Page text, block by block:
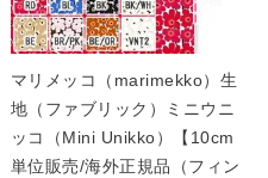
マリメッコ（marimekko）生
地（ファブリック）ミニウニ
ッコ（Mini Unikko）【10cm
単位販売/海外正規品（フィン